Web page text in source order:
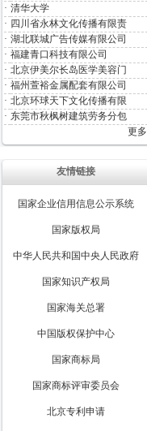
· 清华大学
· 四川省永林文化传播有限责
· 湖北联城广告传媒有限公司
· 福建青口科技有限公司
· 北京伊美尔长岛医学美容门
· 福州萱裕金属配套有限公司
· 北京环球天下文化传播有限
· 东莞市秋枫树建筑劳务分包
更多
友情链接
国家企业信用信息公示系统
国家版权局
中华人民共和国中央人民政府
国家知识产权局
国家海关总署
中国版权保护中心
国家商标局
国家商标评审委员会
北京专利申请